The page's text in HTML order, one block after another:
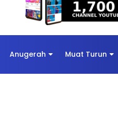
Anugerah Muat Turun